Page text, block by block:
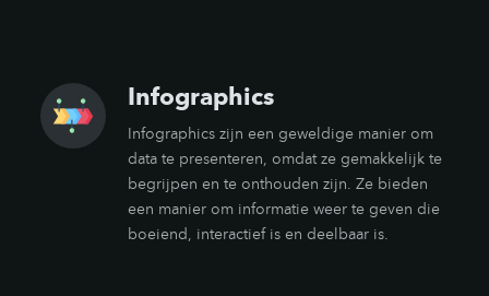
Infographics
Infographics zijn een geweldige manier om
data te presenteren, omdat ze gemakkelijk te
begrijpen en te onthouden zijn. Ze bieden
een manier om informatie weer te geven die
boeiend, interactief is en deelbaar is.